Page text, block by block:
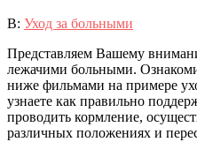
2020-
08
В: Уход за больными
Представляем Вашему
лежачими больными.
ниже фильмами на примере
узнаете как правильно
проводить кормление,
различных положениях и